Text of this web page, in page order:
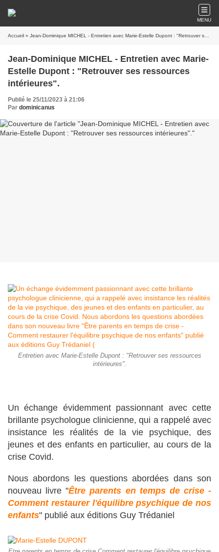
MENU
Accueil » Jean-Dominique MICHEL - Entretien avec Marie-Estelle Dupont : "Retrouver ses ressources intérieures".
Jean-Dominique MICHEL - Entretien avec Marie-
Estelle Dupont : "Retrouver ses ressources
intérieures".
Publié le 25/11/2023 à 21:06
Par dominicanus
Entretien avec Marie-Estelle Dupont : "Retrouver ses ressources
intérieures".
Un échange évidemment passionnant avec cette
brillante psychologue clinicienne, qui a rappelé avec
insistance les réalités de la vie psychique, des
jeunes et des enfants en particulier, au cours de la
crise Covid.
Nous abordons les questions abordées dans son
nouveau livre "Être parents en temps de crise -
Comment restaurer l'équilibre psychique de nos
enfants" publié aux éditions Guy Trédaniel